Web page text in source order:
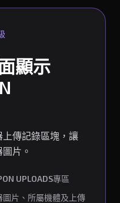
顯示
傳記錄區塊，讓
片。
UPLOADS專區
片、所屬機體及上傳